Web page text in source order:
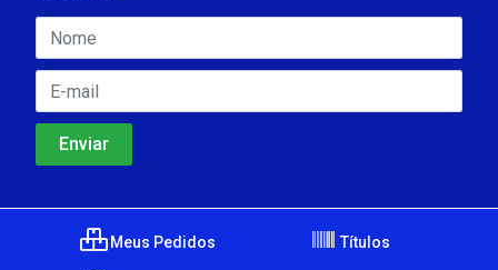
Meus Pedidos Títulos